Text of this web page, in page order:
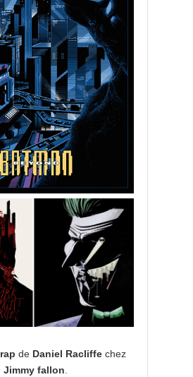
rap de Daniel Racliffe chez
Jimmy fallon